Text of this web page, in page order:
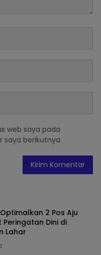
web saya pada
saya berikutnya.
2 Pos Aju
Peringatan Dini di
Lahar